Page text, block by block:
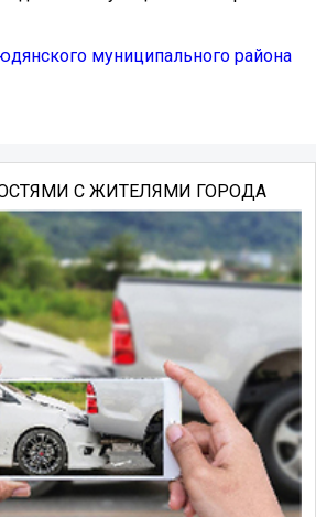
муниципального района
С ЖИТЕЛЯМИ ГОРОДА